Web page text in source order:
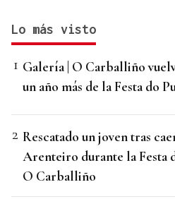
Lo más visto
Galería | O Carballiño
un año más de la Festa do
Rescatado un joven tras
Arenteiro durante la Festa
O Carballiño